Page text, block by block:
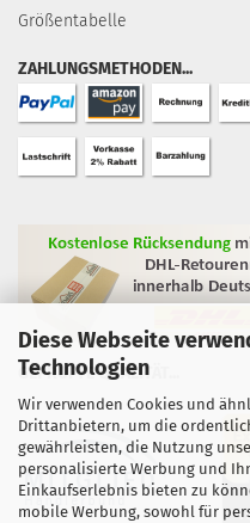
Diese Webseite
Technologien
Wir verwenden Cookies und
Drittanbietern, um die
gewährleisten, die Nutzung
personalisierte Werbung und
Einkaufserlebnis bieten zu
mobile Werbung, sowohl für
Größentabelle
ZAHLUNGSMETHODEN...
GEPRÜFTE QUALITÄT...